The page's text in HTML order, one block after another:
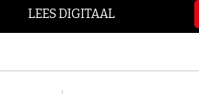
LEES DIGITAAL